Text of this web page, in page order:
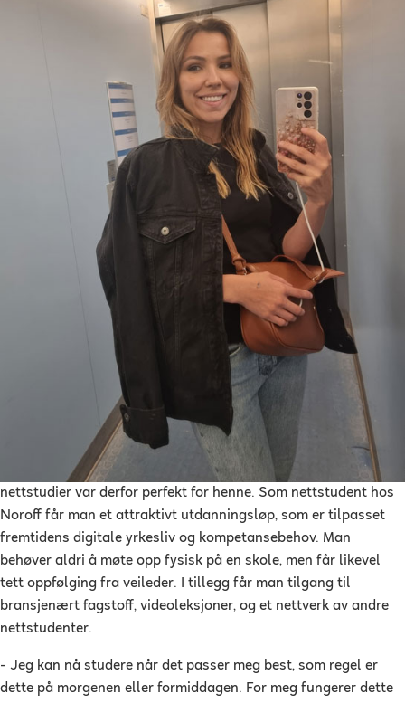
nettstudier var derfor perfekt for henne. Som nettstudent hos
Noroff får man et attraktivt utdanningsløp, som er tilpasset
fremtidens digitale yrkesliv og kompetansebehov. Man
behøver aldri å møte opp fysisk på en skole, men får likevel
tett oppfølging fra veileder. I tillegg får man tilgang til
bransjenært fagstoff, videoleksjoner, og et nettverk av andre
nettstudenter.
- Jeg kan nå studere når det passer meg best, som regel er
dette på morgenen eller formiddagen. For meg fungerer dette